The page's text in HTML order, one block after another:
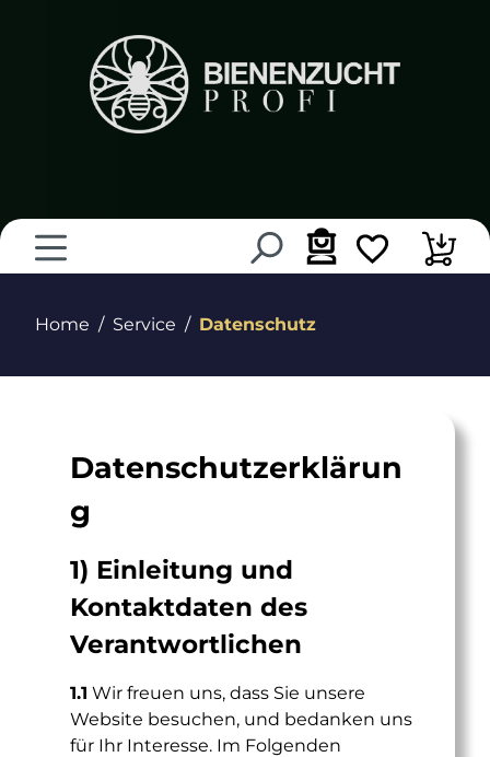
Home Service Datenschutz
Datenschutzerklärun
g
1) Einleitung und
Kontaktdaten des
Verantwortlichen
1.1 Wir freuen uns, dass Sie unsere
Website besuchen, und bedanken uns
für Ihr Interesse. Im Folgenden